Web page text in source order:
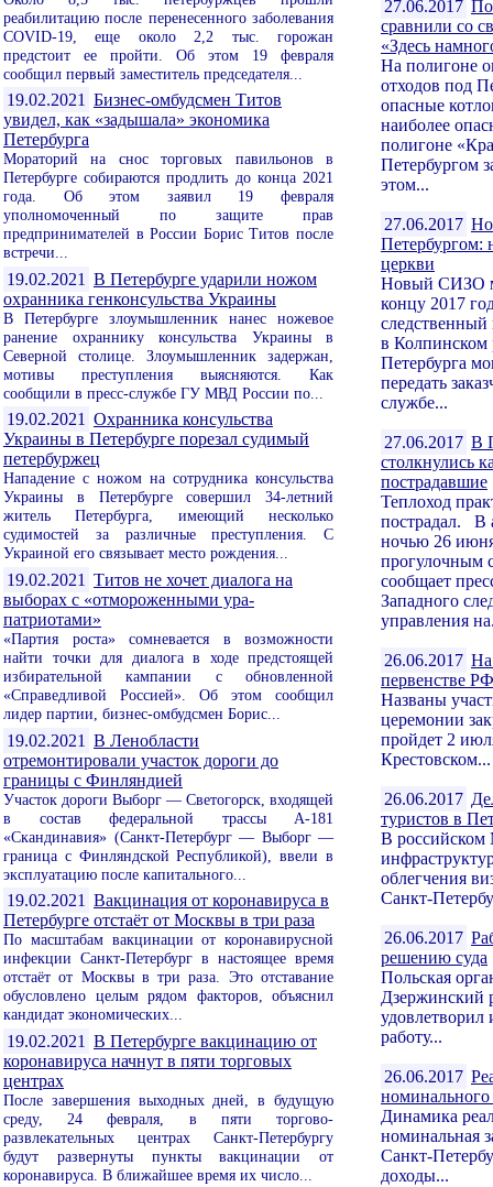
реабилитацию после перенесенного заболевания
COVID-19, еще около 2,2 тыс. горожан
предстоит ее пройти. Об этом 19 февраля
сообщил первый заместитель председателя...
19.02.2021 Бизнес-омбудсмен Титов
увидел, как «задышала» экономика
Петербурга
Мораторий на снос торговых павильонов в
Петербурге собираются продлить до конца 2021
года. Об этом заявил 19 февраля
уполномоченный по защите прав
предпринимателей в России Борис Титов после
встречи...
19.02.2021 В Петербурге ударили ножом
охранника генконсульства Украины
В Петербурге злоумышленник нанес ножевое
ранение охраннику консульства Украины в
Северной столице. Злоумышленник задержан,
мотивы преступления выясняются. Как
сообщили в пресс-службе ГУ МВД России по...
19.02.2021 Охранника консульства
Украины в Петербурге порезал судимый
петербуржец
Нападение с ножом на сотрудника консульства
Украины в Петербурге совершил 34-летний
житель Петербурга, имеющий несколько
судимостей за различные преступления. С
Украиной его связывает место рождения...
19.02.2021 Титов не хочет диалога на
выборах с «отмороженными ура-
патриотами»
«Партия роста» сомневается в возможности
найти точки для диалога в ходе предстоящей
избирательной кампании с обновленной
«Справедливой Россией». Об этом сообщил
лидер партии, бизнес-омбудсмен Борис...
19.02.2021 В Ленобласти
отремонтировали участок дороги до
границы с Финляндией
Участок дороги Выборг — Светогорск, входящей
в состав федеральной трассы А-181
«Скандинавия» (Санкт-Петербург — Выборг —
граница с Финляндской Республикой), ввели в
эксплуатацию после капитального...
19.02.2021 Вакцинация от коронавируса в
Петербурге отстаёт от Москвы в три раза
По масштабам вакцинации от коронавирусной
инфекции Санкт-Петербург в настоящее время
отстаёт от Москвы в три раза. Это отставание
обусловлено целым рядом факторов, объяснил
кандидат экономических...
19.02.2021 В Петербурге вакцинацию от
коронавируса начнут в пяти торговых
центрах
После завершения выходных дней, в будущую
среду, 24 февраля, в пяти торгово-
развлекательных центрах Санкт-Петербургу
будут развернуты пункты вакцинации от
коронавируса. В ближайшее время их число...
27.06.2017
сравнили со
«Здесь
На полигоне
отходов под
опасные
наиболее
полигоне
Петербургом
этом...
27.06.2017
Петербургом:
церкви
Новый СИЗО
концу 2017
следственный
в Колпинском
Петербурга
передать
службе...
27.06.2017 В
столкнулись
пострадавшие
Теплоход
пострадал. В
ночью 26 июня
прогулочным
сообщает
Западного
управления
26.06.2017 На
первенстве
Названы
церемонии
пройдет 2
Крестовском...
26.06.2017
туристов в
В российском
облегчения
Санкт-
26.06.2017
решению суда
Польская
Дзержинский
удовлетворил
работу...
26.06.2017
номинального
Динамика
номинальная
Санкт-
доходы...